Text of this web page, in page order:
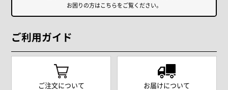
お困りの方はこちらをご覧ください。
ご利用ガイド
ご注文について お届けについて